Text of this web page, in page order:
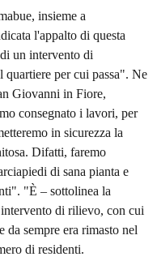
insieme a
l'appalto di questa
un intervento di
quartiere per cui passa". Ne
Giovanni in Fiore,
consegnato i lavori, per
in sicurezza la
Difatti, faremo
di sana pianta e
"È – sottolinea la
di rilievo, con cui
sempre era rimasto nel
di residenti.